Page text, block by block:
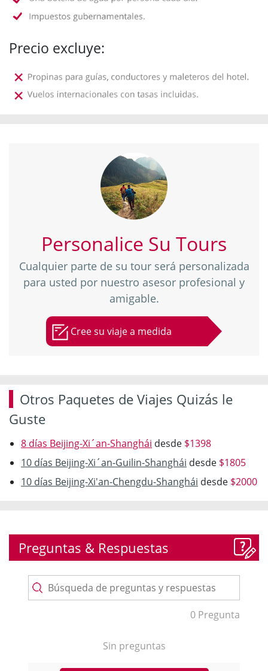
Precio excluye:
Personalice Su Tours
Cualquier parte de su tour será personalizada
para usted por nuestro asesor profesional y
amigable.
Cree su viaje a medida
Otros Paquetes de Viajes Quizás le
Guste
8 días Beijing-Xi´an-Shanghái desde $1398
10 días Beijing-Xi´an-Guilin-Shanghái desde $1805
10 días Beijing-Xi'an-Chengdu-Shanghái desde $2000
Preguntas & Respuestas
0 Pregunta
Sin preguntas